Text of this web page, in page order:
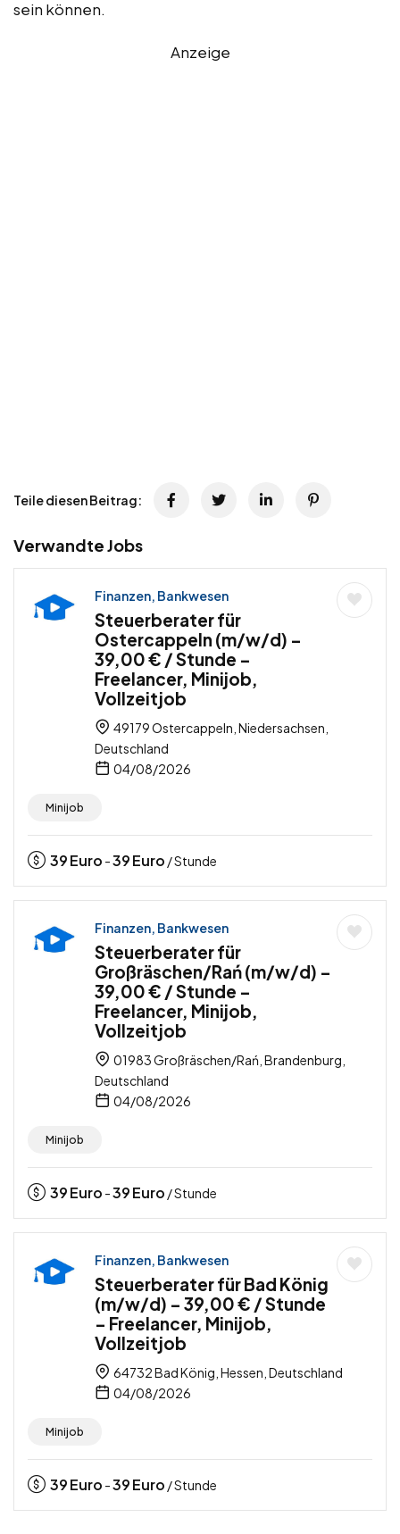
sein können.
Anzeige
Teile diesen Beitrag:
Verwandte Jobs
Finanzen, Bankwesen
Steuerberater für
Ostercappeln (m/w/d) –
39,00 € / Stunde –
Freelancer, Minijob,
Vollzeitjob
49179 Ostercappeln, Niedersachsen,
Deutschland
04/08/2026
Minijob
39Euro -39Euro / Stunde
Finanzen, Bankwesen
Steuerberater für
Großräschen/Rań (m/w/d) –
39,00 € / Stunde –
Freelancer, Minijob,
Vollzeitjob
01983 Großräschen/Rań, Brandenburg,
Deutschland
04/08/2026
Minijob
39Euro -39Euro / Stunde
Finanzen, Bankwesen
Steuerberater für Bad König
(m/w/d) – 39,00 € / Stunde
– Freelancer, Minijob,
Vollzeitjob
64732 Bad König, Hessen, Deutschland
04/08/2026
Minijob
39Euro -39Euro / Stunde